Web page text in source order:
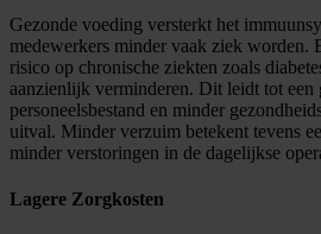
Gezonde voeding versterkt het
medewerkers minder vaak ziek worden.
risico op chronische ziekten zoals
aanzienlijk verminderen. Dit leidt tot een
personeelsbestand en minder
uitval. Minder verzuim betekent tevens
minder verstoringen in de dagelijkse
Lagere Zorgkosten